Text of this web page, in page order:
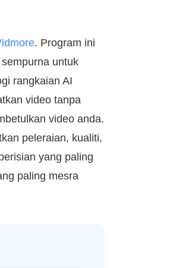
. Program ini
untuk
rangkaian AI
video tanpa
video anda.
peleraian, kualiti,
yang paling
paling mesra